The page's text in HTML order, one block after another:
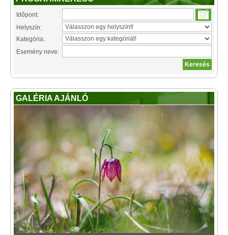
Időpont:
Helyszín:
Kategória:
Esemény neve:
GALÉRIA AJÁNLÓ